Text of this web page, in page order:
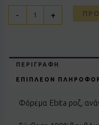
- +
ΠΕΡΙΓΡΑΦΉ
ΕΠΙΠΛΈΟΝ
Φόρεμα Ebita ροζ,